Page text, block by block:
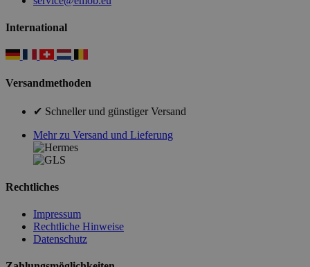
International
Versandmethoden
✔ Schneller und günstiger Versand
Mehr zu Versand und Lieferung
Rechtliches
Impressum
Rechtliche Hinweise
Datenschutz